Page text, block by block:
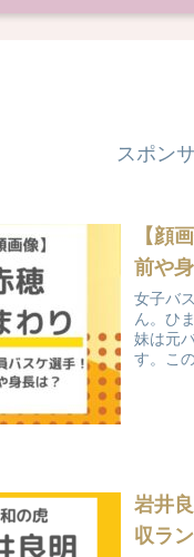
スポン
【顔
前や
女子バ
ん。ひ
妹は元
す。こ
岩井
収ラ